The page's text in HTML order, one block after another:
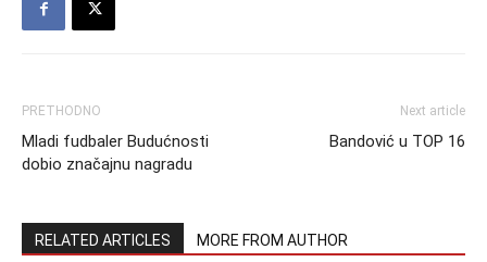
PRETHODNO
Mladi fudbaler Budućnosti
dobio značajnu nagradu
Next article
Bandović u TOP 16
RELATED ARTICLES MORE FROM AUTHOR